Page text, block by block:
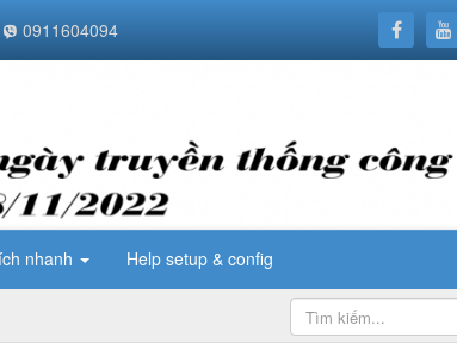
0911604094
nhanh Help setup & config